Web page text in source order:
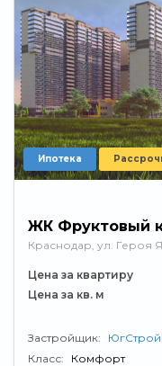
Ипотека
ЖК Фруктовый
Краснодар, ул. Героя
Цена за квартиру
Цена за кв. м
Застройщик:
Класс:
Комфорт